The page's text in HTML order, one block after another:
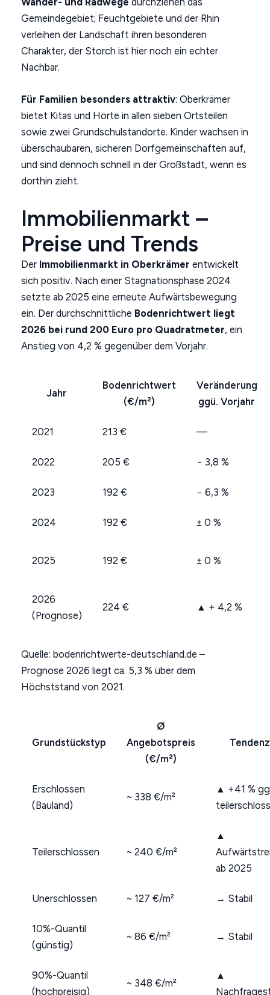
Gemeindegebiet; Feuchtgebiete und der Rhin
verleihen der Landschaft ihren besonderen
Charakter, der Storch ist hier noch ein echter
Nachbar.
Für Familien besonders attraktiv: Oberkrämer
bietet Kitas und Horte in allen sieben Ortsteilen
sowie zwei Grundschulstandorte. Kinder wachsen in
überschaubaren, sicheren Dorfgemeinschaften auf,
und sind dennoch schnell in der Großstadt, wenn es
dorthin zieht.
Immobilienmarkt –
Preise und Trends
Der Immobilienmarkt in Oberkrämer entwickelt
sich positiv. Nach einer Stagnationsphase 2024
setzte ab 2025 eine erneute Aufwärtsbewegung
ein. Der durchschnittliche Bodenrichtwert liegt
2026 bei rund 200 Euro pro Quadratmeter, ein
Anstieg von 4,2 % gegenüber dem Vorjahr.
Jahr
Bodenrichtwert
(€/m²)
Veränderung
ggü. Vorjahr
2021 213 € —
2022 205 € − 3,8 %
2023 192 € − 6,3 %
2024 192 € ± 0 %
2025 192 € ± 0 %
2026
(Prognose)
224 € ▲ + 4,2 %
Quelle: bodenrichtwerte-deutschland.de –
Prognose 2026 liegt ca. 5,3 % über dem
Höchststand von 2021.
Grundstückstyp
Ø
Angebotspreis
(€/m²)
Tendenz
Erschlossen
(Bauland)
~ 338 €/m²
▲ +41 %
Teilerschlossen ~ 240 €/m²
▲
ab 2025
Unerschlossen ~ 127 €/m² → Stabil
10%-Quantil
(günstig)
~ 86 €/m² → Stabil
90%-Quantil
(hochpreisig)
~ 348 €/m²
▲